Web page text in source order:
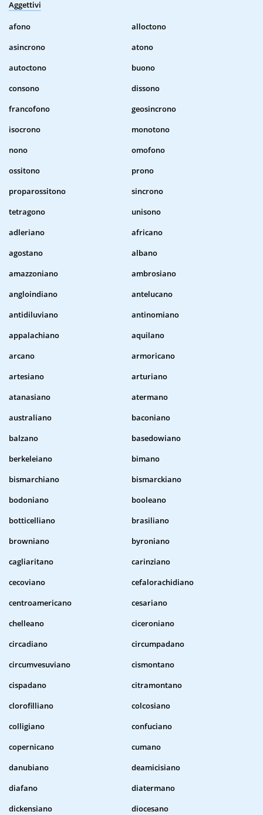
Aggettivi
afono
alloctono
asincrono
atono
autoctono
buono
consono
dissono
francofono
geosincrono
isocrono
monotono
nono
omofono
ossitono
prono
proparossitono
sincrono
tetragono
unisono
adleriano
africano
agostano
albano
amazzoniano
ambrosiano
angloindiano
antelucano
antidiluviano
antinomiano
appalachiano
aquilano
arcano
armoricano
artesiano
arturiano
atanasiano
atermano
australiano
baconiano
balzano
basedowiano
berkeleiano
bimano
bismarchiano
bismarckiano
bodoniano
booleano
botticelliano
brasiliano
browniano
byroniano
cagliaritano
carinziano
cecoviano
cefalorachidiano
centroamericano
cesariano
chelleano
ciceroniano
circadiano
circumpadano
circumvesuviano
cismontano
cispadano
citramontano
clorofilliano
colcosiano
colligiano
confuciano
copernicano
cumano
danubiano
deamicisiano
diafano
diatermano
dickensiano
diocesano